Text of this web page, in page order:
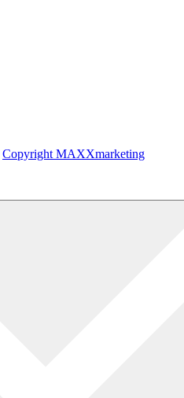
Copyright MAXXmarketing